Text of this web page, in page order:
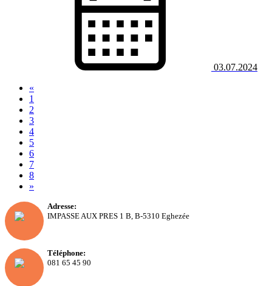
03.07.2024
«
1
2
3
4(current)
5
6
7
8
»
Adresse:
IMPASSE AUX PRES 1 B, B-5310 Eghezée
Téléphone:
081 65 45 90